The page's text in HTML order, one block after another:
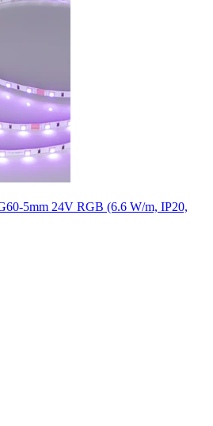
5mm 24V RGB (6.6 W/m, IP20,